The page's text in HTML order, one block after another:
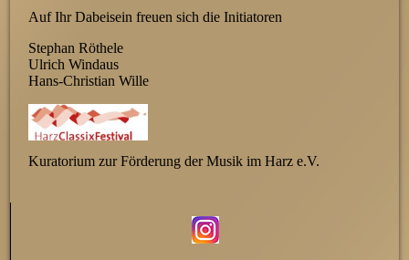
Auf Ihr Dabeisein freuen sich die Initiatoren
Stephan Röthele
Ulrich Windaus
Hans-Christian Wille
Kuratorium zur Förderung der Musik im Harz e.V.